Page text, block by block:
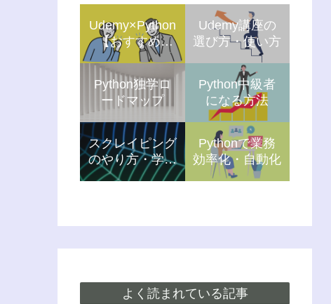
Udemy×Python
【おすすめ5
選】
Udemy講座の
選び方・使い方
Python独学ロ
ードマップ
Python中級者
になる方法
スクレイピング
のやり方・学習
方法
Pythonで業務
効率化・自動化
よく読まれている記事